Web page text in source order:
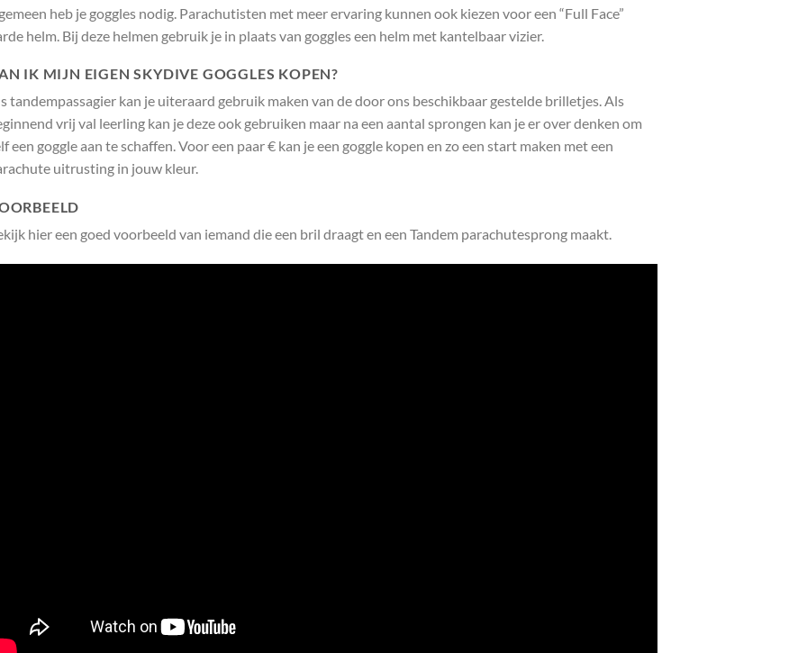
heb je goggles nodig. Parachutisten met meer ervaring kunnen ook kiezen voor een “Full Face”
helm. Bij deze helmen gebruik je in plaats van goggles een helm met kantelbaar vizier.
IK MIJN EIGEN SKYDIVE GOGGLES KOPEN?
tandempassagier kan je uiteraard gebruik maken van de door ons beschikbaar gestelde brilletjes. Als
vrij val leerling kan je deze ook gebruiken maar na een aantal sprongen kan je er over denken om
een goggle aan te schaffen. Voor een paar € kan je een goggle kopen en zo een start maken met een
uitrusting in jouw kleur.
hier een goed voorbeeld van iemand die een bril draagt en een Tandem parachutesprong maakt.